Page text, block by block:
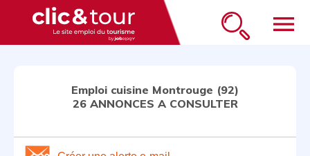
menu
Emploi cuisine Montrouge (92)
26 ANNONCES A CONSULTER